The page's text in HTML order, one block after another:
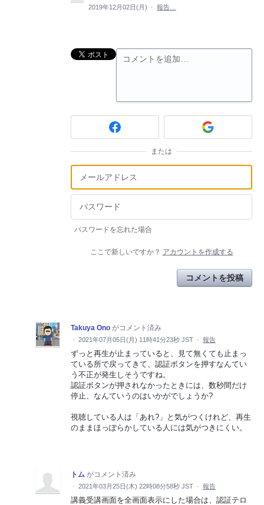
2019年12月02日(月)
· 報告…
コメントを追加…
または
パスワードを忘れた場合
ここで新しいですか？ アカウントを作成する
コメントを投稿
Takuya Ono がコメント済み
· 2021年07月05日(月) 11時41分23秒 JST · 報告
ずっと再生が止まっていると、見て無くても止まっ
ている所で戻ってきて、認証ボタンを押すなんてい
う不正が発生しそうですね。
認証ボタンが押されなかったときには、数秒間だけ
停止、なんていうのはいかがでしょうか?
視聴している人は「あれ?」と気がつくけれど、再生
のままほっぽらかしている人には気がつきにくい。
トム がコメント済み
· 2021年03月25日(木) 22時08分58秒 JST · 報告
講義受講画面を全画面表示にした場合は、認証テロ